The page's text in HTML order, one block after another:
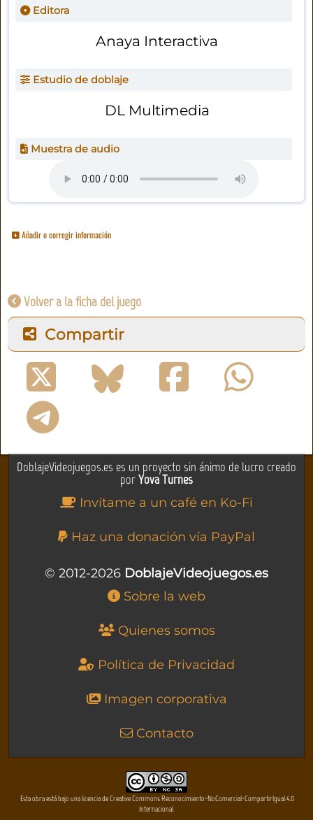
Editora
Anaya Interactiva
Estudio de doblaje
DL Multimedia
Muestra de audio
Añadir o corregir información
Volver a la ficha del juego
Compartir
DoblajeVideojuegos.es es un proyecto sin ánimo de lucro creado
porYova Turnes
Invítame a un café en Ko-Fi
Haz una donación vía PayPal
© 2012-2026 DoblajeVideojuegos.es
Sobre la web
Quienes somos
Política de Privacidad
Imagen corporativa
Contacto
Esta obra está bajo una licencia de Creative Commons Reconocimiento-NoComercial-CompartirIgual 4.0
Internacional